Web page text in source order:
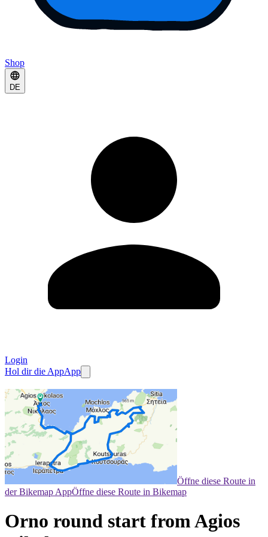
Shop
DE
Login
Hol dir die AppApp
Öffne diese Route in
der Bikemap AppÖffne diese Route in Bikemap
Orno round start from Agios